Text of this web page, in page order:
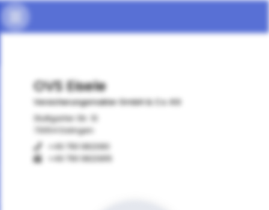
OVS Eisele
Versicherungsmakler GmbH & Co. KG
Stuttgarter Str. 10
73054 Eislingen
+49 7161 982080
+49 7161 9820815